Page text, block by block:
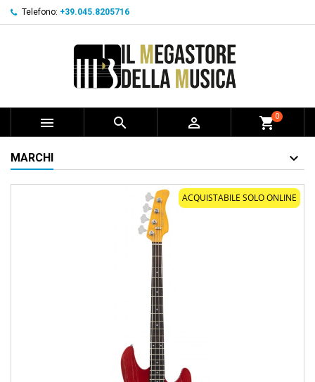
Telefono: +39.045.8205716
   shopping_cart0
MARCHI
ACQUISTABILE SOLO ONLINE